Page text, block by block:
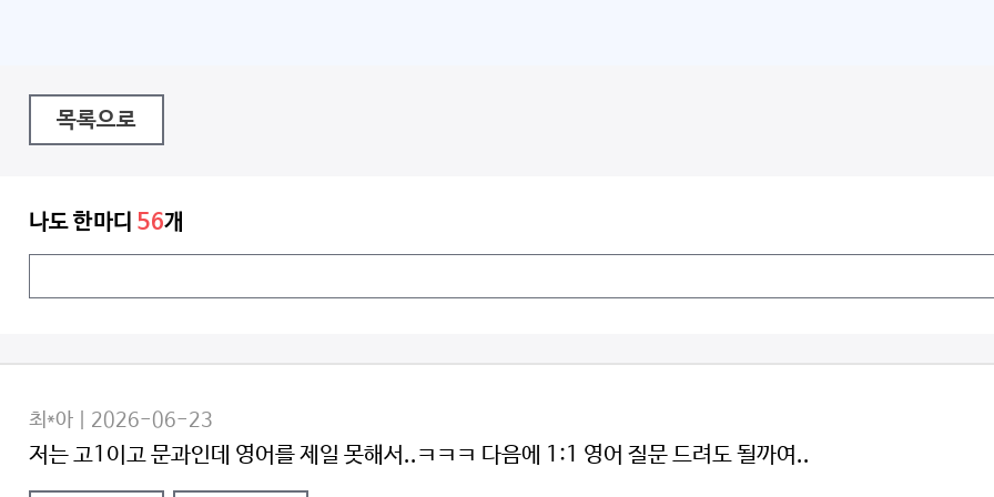
목록으로
나도 한마디 56개
최*아 | 2026-06-23
저는 고1이고 문과인데 영어를 제일 못해서..ㅋㅋㅋ 다음에 1:1 영어 질문 드려도 될까여..